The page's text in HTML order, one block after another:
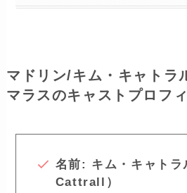
マドリン/キム・キャト
マラスのキャストプロフ
名前: キム・キャトラ
Cattrall）